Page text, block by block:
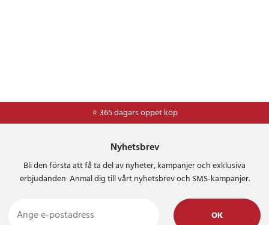
⭐ 365 dagars öppet köp
⭐Frakt 49kr *
Nyhetsbrev
Bli den första att få ta del av nyheter, kampanjer och exklusiva
erbjudanden Anmäl dig till vårt nyhetsbrev och SMS-kampanjer.
OK